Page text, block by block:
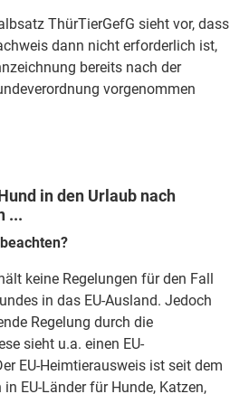
ThürTierGefG sieht vor, dass
dann nicht erforderlich ist,
bereits nach der
vorgenommen
in den Urlaub nach
...
keine Regelungen für den Fall
in das EU-Ausland. Jedoch
Regelung durch die
sieht u.a. einen EU-
EU-Heimtierausweis ist seit dem
EU-Länder für Hunde, Katzen,